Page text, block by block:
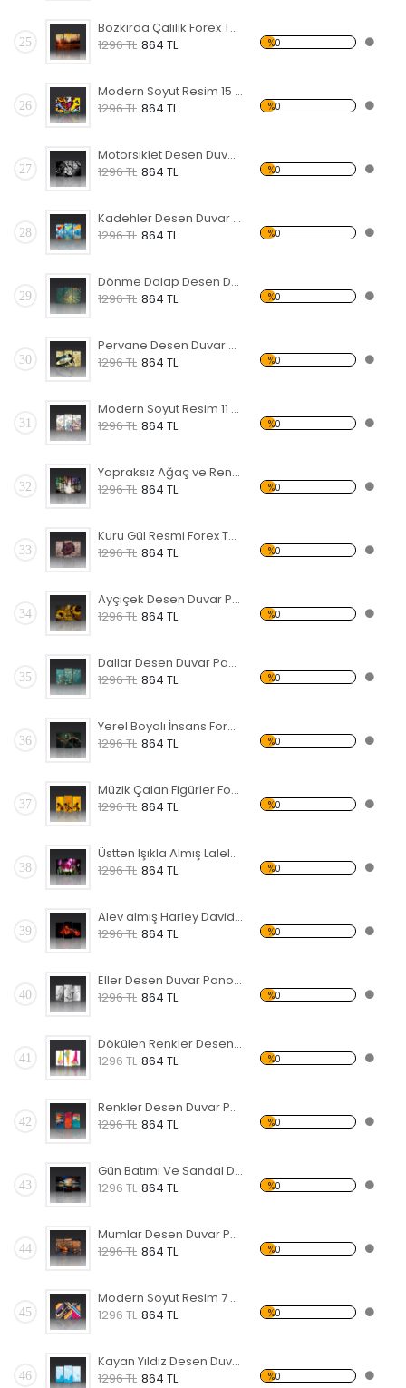
25
Bozkırda Çalılık Forex Tablo
1296 TL 864 TL %0
26
Modern Soyut Resim 15 Forex Tablo
1296 TL 864 TL %0
27
Motorsiklet Desen Duvar Panosu 3AS-1120
1296 TL 864 TL %0
28
Kadehler Desen Duvar Panosu 3AS-1117
1296 TL 864 TL %0
29
Dönme Dolap Desen Duvar Panosu 3AS-1116
1296 TL 864 TL %0
30
Pervane Desen Duvar Panosu 3AS-1114
1296 TL 864 TL %0
31
Modern Soyut Resim 11 Forex Tablo
1296 TL 864 TL %0
32
Yapraksız Ağaç ve Renkli Gökyüzü Forex Tablo
1296 TL 864 TL %0
33
Kuru Gül Resmi Forex Tablo
1296 TL 864 TL %0
34
Ayçiçek Desen Duvar Panosu
1296 TL 864 TL %0
35
Dallar Desen Duvar Panosu
1296 TL 864 TL %0
36
Yerel Boyalı İnsans Forex Tablo
1296 TL 864 TL %0
37
Müzik Çalan Figürler Forex Tablo
1296 TL 864 TL %0
38
Üstten Işıkla Almış Laleler Forex Tablo
1296 TL 864 TL %0
39
Alev almış Harley Davidson Forex Tablo
1296 TL 864 TL %0
40
Eller Desen Duvar Panosu
1296 TL 864 TL %0
41
Dökülen Renkler Desen Duvar Panosu
1296 TL 864 TL %0
42
Renkler Desen Duvar Panosu
1296 TL 864 TL %0
43
Gün Batımı Ve Sandal Desen Duvar Panosu
1296 TL 864 TL %0
44
Mumlar Desen Duvar Panosu
1296 TL 864 TL %0
45
Modern Soyut Resim 7 Forex Tablo
1296 TL 864 TL %0
46
Kayan Yıldız Desen Duvar Panosu
1296 TL 864 TL %0